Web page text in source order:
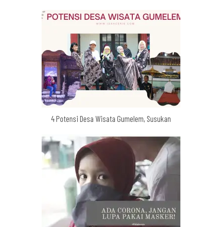
4 Potensi Desa Wisata Gumelem, Susukan